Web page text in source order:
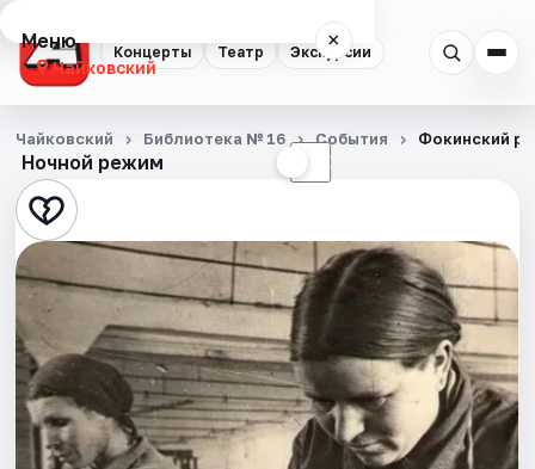
Концерты Театр Экскурсии
Меню ×
Чайковский
Концерты
Театр
Экскурсии
События
Города
Площадки
Ночной режим ☾
Чайковский Библиотека № 16 События Фокинский